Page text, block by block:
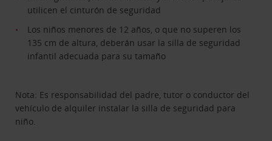
utilicen el cinturón de seguridad
Los niños menores de 12 años, o que no superen los
135 cm de altura, deberán usar la silla de seguridad
infantil adecuada para su tamaño
Nota: Es responsabilidad del padre, tutor o conductor del
vehículo de alquiler instalar la silla de seguridad para
niño.